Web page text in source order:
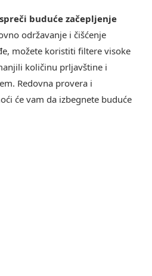
spreči buduće začepljenje
održavanje i čišćenje
možete koristiti filtere visoke
količinu prljavštine i
Redovna provera i
će vam da izbegnete buduće